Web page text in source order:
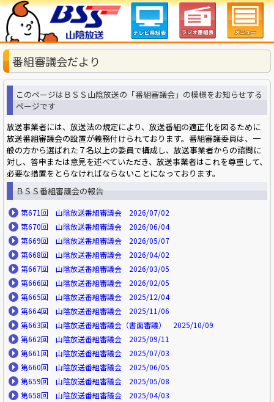
番組審議会だより
このページはＢＳＳ山陰放送の「番組審議会」の模様をお知らせする
ページです
放送事業者には、放送法の規定により、放送番組の適正化を図るために
放送番組審議会の設置が義務付けられております。番組審議委員は、一
般の方から選ばれた７名以上の委員で構成し、放送事業者からの諮問に
対し、答申または意見を述べていただき、放送事業者はこれを尊重して、
必要な措置をとらなければならないことになっております。
ＢＳＳ番組審議会の報告
第671回 山陰放送番組審議会 2026/07/02
第670回 山陰放送番組審議会 2026/06/04
第669回 山陰放送番組審議会 2026/05/07
第668回 山陰放送番組審議会 2026/04/02
第667回 山陰放送番組審議会 2026/03/05
第666回 山陰放送番組審議会 2026/02/05
第665回 山陰放送番組審議会 2025/12/04
第664回 山陰放送番組審議会 2025/11/06
第663回 山陰放送番組審議会（書面審議） 2025/10/09
第662回 山陰放送番組審議会 2025/09/11
第661回 山陰放送番組審議会 2025/07/03
第660回 山陰放送番組審議会 2025/06/05
第659回 山陰放送番組審議会 2025/05/08
第658回 山陰放送番組審議会 2025/04/03